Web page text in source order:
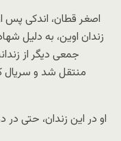
اصغر قطان، اندکی پس
زندان اوین، به دلیل
جمعی دیگر از
منتقل شد و سریال
او در این زندان، حتی در